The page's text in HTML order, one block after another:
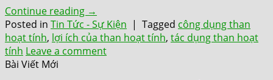
Continue reading →
Posted in Tin Tức - Sự Kiện | Tagged công dụng than
hoạt tính, lợi ích của than hoạt tính, tác dụng than hoạt
tính Leave a comment
Bài Viết Mới